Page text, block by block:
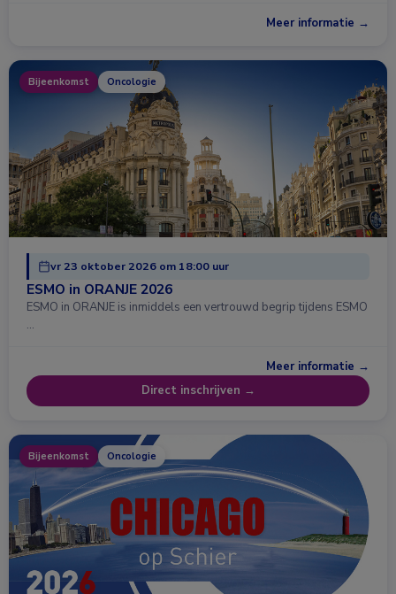
Meer informatie →
Bijeenkomst Oncologie
vr 23 oktober 2026 om 18:00 uur
ESMO in ORANJE 2026
ESMO in ORANJE is inmiddels een vertrouwd begrip tijdens ESMO
…
Meer informatie →
Direct inschrijven →
Bijeenkomst Oncologie